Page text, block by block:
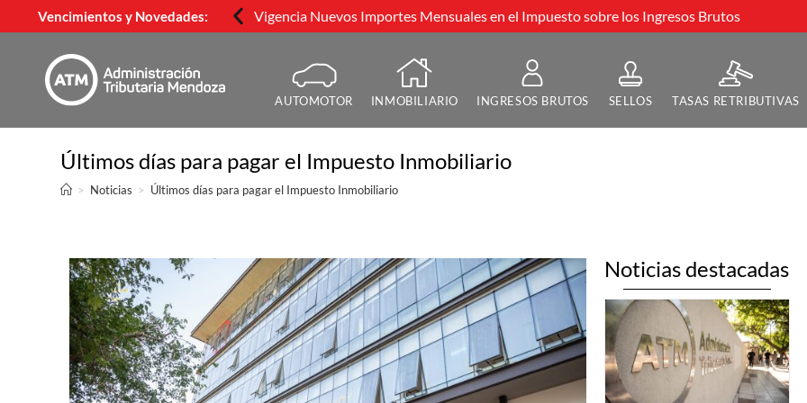
Vencimientos y Novedades: Vigencia Nuevos Importes Mensuales en el Impuesto sobre los Ingresos Brutos
AUTOMOTOR INMOBILIARIO INGRESOS BRUTOS SELLOS TASAS RETRIBUTIVAS
Últimos días para pagar el Impuesto Inmobiliario
> Noticias > Últimos días para pagar el Impuesto Inmobiliario
Noticias destacadas